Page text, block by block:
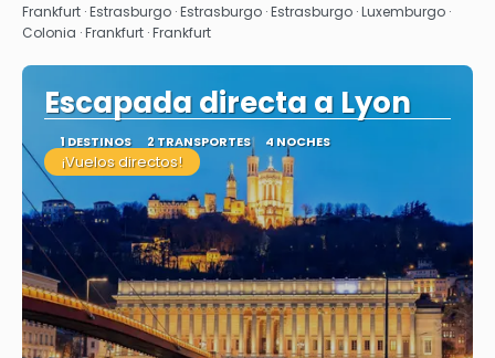
Frankfurt · Estrasburgo · Estrasburgo · Estrasburgo · Luxemburgo ·
Colonia · Frankfurt · Frankfurt
Escapada directa a Lyon
1 DESTINOS 2 TRANSPORTES 4 NOCHES
¡Vuelos directos!